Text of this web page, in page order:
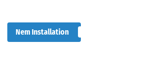
Nem Installation